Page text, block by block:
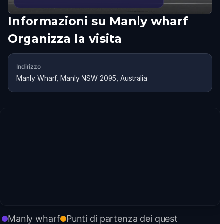
Informazioni su Manly wharf
Organizza la visita
Indirizzo
Manly Wharf, Manly NSW 2095, Australia
Manly wharf Punti di partenza dei quest